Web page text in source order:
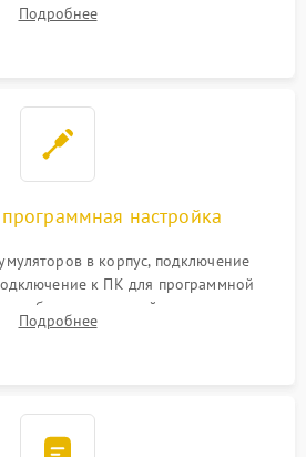
токоведущих дорожек и
Подробнее
настройка
в корпус, подключение
к ПК для программной
батареи, настройки порогов
и сброса счетчиков старения АКБ.
Подробнее